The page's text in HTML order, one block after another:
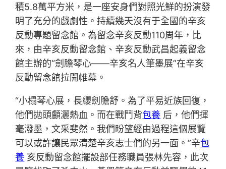
積5.8萬平方米，是一座安身們對照光鮮的扮演發
明了充分的戲劇性。持續幾天沒有于全國的辛亥
反動專題留念館。為留念辛亥反動110周年，比
來，由辛亥反動留念館、辛亥反動武昌起義留念
館主辦的“劍膽琴心——辛亥名人筆墨展”在辛亥
反動留念館拉開帷幕。
“小榻琴心展，長纓劍膽舒。為了平易近族回復，
他們拋頭顱灑熱血。而在戰鬥背包養 后，他們揮
毫潑墨，文采斐然。我們盼望經由過程這個展覽
可以或許讓民眾清楚辛亥志士們的另一面。”辛包
養 亥反動留念館擺設部任務職員張林先容，此次